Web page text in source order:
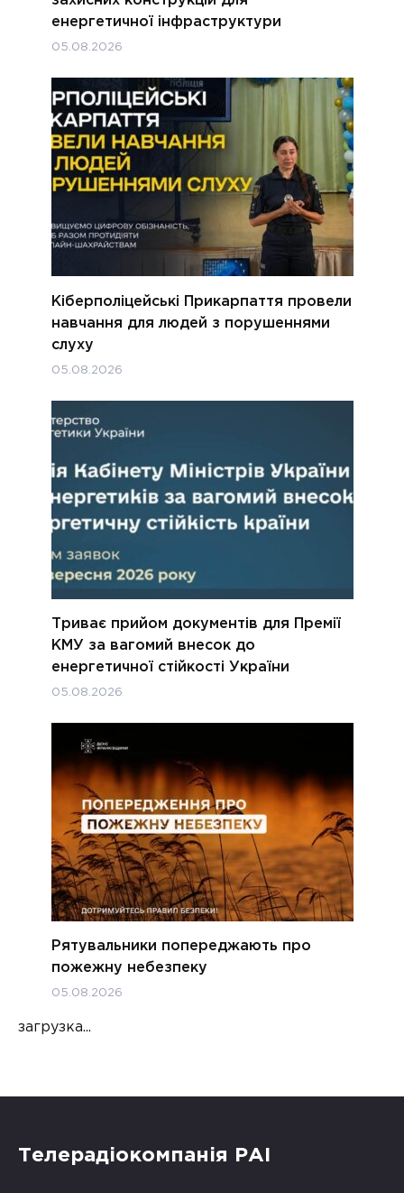
енергетичної інфраструктури
05.08.2026
Кіберполіцейські Прикарпаття провели
навчання для людей з порушеннями
слуху
05.08.2026
Триває прийом документів для Премії
КМУ за вагомий внесок до
енергетичної стійкості України
05.08.2026
Рятувальники попереджають про
пожежну небезпеку
05.08.2026
загрузка...
Телерадіокомпанія РАІ